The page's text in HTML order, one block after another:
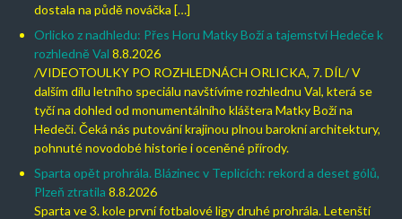
dostala na půdě nováčka […]
Orlicko z nadhledu: Přes Horu Matky Boží a tajemství Hedeče k
rozhledně Val 8.8.2026
/VIDEOTOULKY PO ROZHLEDNÁCH ORLICKA, 7. DÍL/ V
dalším dílu letního speciálu navštívíme rozhlednu Val, která se
tyčí na dohled od monumentálního kláštera Matky Boží na
Hedeči. Čeká nás putování krajinou plnou barokní architektury,
pohnuté novodobé historie i oceněné přírody.
Sparta opět prohrála. Blázinec v Teplicích: rekord a deset gólů,
Plzeň ztratila 8.8.2026
Sparta ve 3. kole první fotbalové ligy druhé prohrála. Letenští